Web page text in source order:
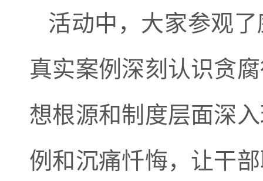
活动中，大家参观
真实案例深刻认识贪
想根源和制度层面深
例和沉痛忏悔，让干